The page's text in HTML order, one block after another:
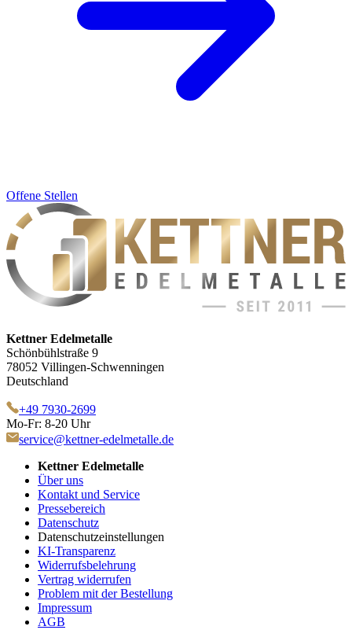
Offene Stellen
Kettner Edelmetalle
Schönbühlstraße 9
78052 Villingen-Schwenningen
Deutschland
+49 7930-2699
Mo-Fr: 8-20 Uhr
service@kettner-edelmetalle.de
Kettner Edelmetalle
Über uns
Kontakt und Service
Pressebereich
Datenschutz
Datenschutzeinstellungen
KI-Transparenz
Widerrufsbelehrung
Vertrag widerrufen
Problem mit der Bestellung
Impressum
AGB